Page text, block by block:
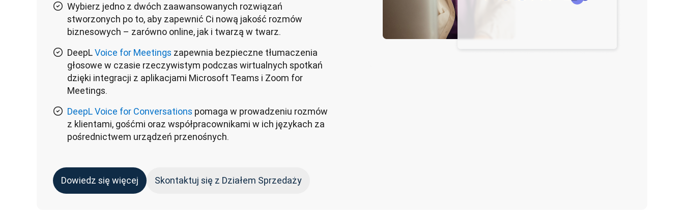
Wybierz jedno z dwóch zaawansowanych rozwiązań
stworzonych po to, aby zapewnić Ci nową jakość rozmów
biznesowych – zarówno online, jak i twarzą w twarz.
DeepLVoice for Meetings zapewnia bezpieczne tłumaczenia
głosowe w czasie rzeczywistym podczas wirtualnych spotkań
dzięki integracji z aplikacjami Microsoft Teams i Zoom for
Meetings.
DeepL Voice for Conversations pomaga w prowadzeniu rozmów
z klientami, gośćmi oraz współpracownikami w ich językach za
pośrednictwem urządzeń przenośnych.
Dowiedz się więcej Skontaktuj się z Działem Sprzedaży